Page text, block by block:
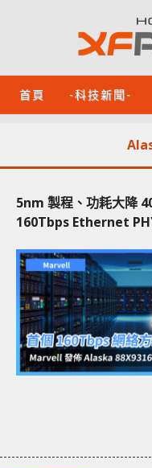
首頁 -科技新聞-
5nm 製程、功耗大降
160Tbps Ethernet